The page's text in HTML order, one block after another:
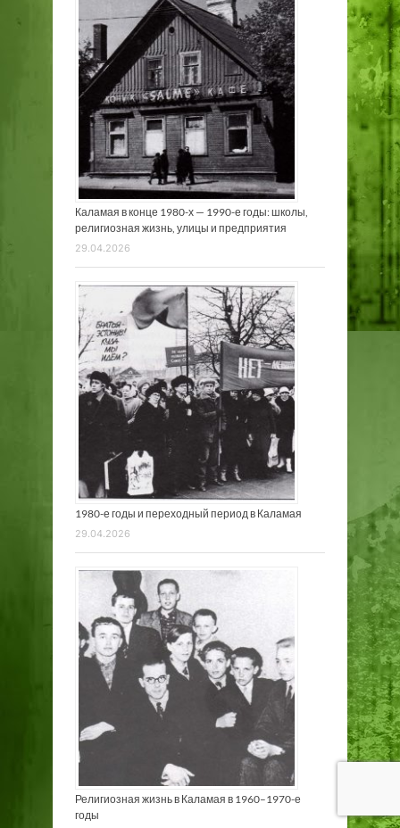
Каламая в конце 1980-х — 1990-е годы: школы,
религиозная жизнь, улицы и предприятия
29.04.2026
1980-е годы и переходный период в Каламая
29.04.2026
Религиозная жизнь в Каламая в 1960–1970-е
годы